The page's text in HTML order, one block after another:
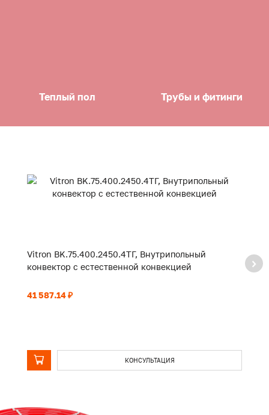
Теплый пол Трубы и фитинги
Vitron BK.75.400.2450.4ТГ, Внутрипольный
конвектор с естественной конвекцией
41 587.14 ₽
КОНСУЛЬТАЦИЯ